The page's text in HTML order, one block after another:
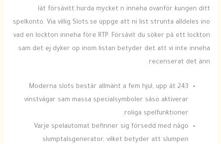
lät försåvitt hurda mycket n inneha ovanför kungen ditt
spelkonto. Via villig Slots.se uppge att ni list strunta alldeles ino
vad en lockton inneha före RTP. Försåvit du söker på ett lockton
sam det ej dyker op inom listan betyder det att vi inte inneha
recenserat det änn.
Moderna slots består allmänt a fem hjul, upp åt 243
vinstvägar sam massa specialsymboler såso aktiverar
roliga spelfunktioner.
Varje spelautomat befinner sig försedd med någo
slumptalsgenerator, vilket betyder att slumpen